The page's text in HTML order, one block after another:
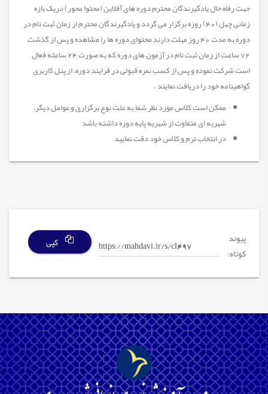
جهت رفاه حال یادگیرندگان محترم دوره های آفلاین (محتوا محور) دریک بازه
زمانی چهل (40) روزه برگزار می گردد و یادگیرندگان محترم از زمان ثبت نام در
دوره به مدت 40 روز مهلت دارند محتوای دوره ها را مشاهده و پس از گذشت
72 ساعت از زمان ثبت نام در آزمون های دوره که به صورت 24 ساعته فعال
است شرکت نموده و پس از کسب نمره قبولی در فرایند دوره، از پنل کاربری
گواهینامه خود را دریافت نمایند .
ممکن است کلاس مورد نظر شما به علت نوع برگزاری و عوامل دیگر،
شهریه ای متفاوت از شهریه پایه دوره داشته باشد
در انتخاب ترم و کلاس خود دقت نمایید
پیوند
کوتاه:
کپی